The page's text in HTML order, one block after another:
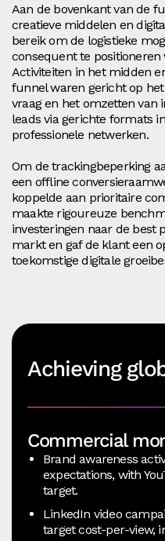
Aan de bovenkant van de
creatieve middelen en
bereik om de logistieke
consequent te
Activiteiten in het midden
funnel waren gericht op
vraag en het omzetten van
leads via gerichte formats
professionele netwerken.
Om de trackingbeperking
een offline
koppelde aan prioritaire
maakte rigoureuze
investeringen naar de best
markt en gaf de klant een
toekomstige digitale
Achieving
Commercial
Brand awareness
expectations, with
target.
LinkedIn video
target cost‑per‑view,